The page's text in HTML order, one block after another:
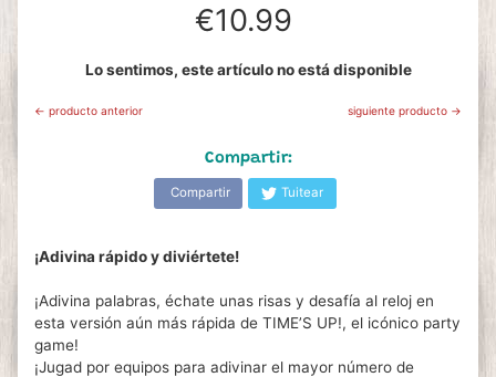
€10.99
Lo sentimos, este artículo no está disponible
← producto anterior siguiente producto →
Compartir:
Compartir Tuitear
¡Adivina rápido y diviértete!
¡Adivina palabras, échate unas risas y desafía al reloj en
esta versión aún más rápida de TIME’S UP!, el icónico party
game!
¡Jugad por equipos para adivinar el mayor número de